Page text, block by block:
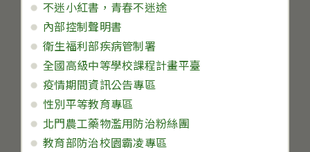
不迷小紅書，青春不迷途
內部控制聲明書
衛生福利部疾病管制署
全國高級中等學校課程計畫平臺
疫情期間資訊公告專區
性別平等教育專區
北門農工藥物濫用防治粉絲團
教育部防治校園霸凌專區